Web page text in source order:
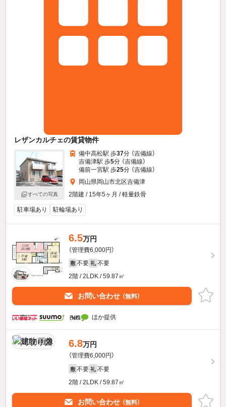
レザンカルチェの賃貸物件
すべての写真
備中高松駅 歩37分 （吉備線）
吉備津駅 歩5分 （吉備線）
備前一宮駅 歩25分 （吉備線）
岡山県岡山市北区吉備津
2階建 / 15年5ヶ月 / 軽量鉄骨
駐車場あり 駐輪場あり
6.5万円
（管理費6,000円）
敷 不要 礼 不要
2階 / 2LDK / 59.87㎡
お問い合わせ （無料）
ほか提供
6.8万円
（管理費6,000円）
敷 不要 礼 不要
2階 / 2LDK / 59.87㎡
お問い合わせ （無料）